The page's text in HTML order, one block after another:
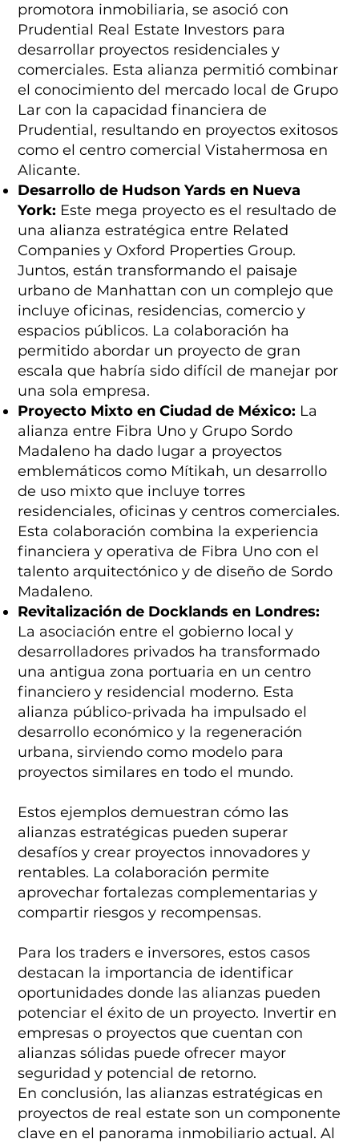
promotora inmobiliaria, se asoció con
Prudential Real Estate Investors para
desarrollar proyectos residenciales y
comerciales. Esta alianza permitió combinar
el conocimiento del mercado local de Grupo
Lar con la capacidad financiera de
Prudential, resultando en proyectos exitosos
como el centro comercial Vistahermosa en
Alicante.
Desarrollo de Hudson Yards en Nueva
York: Este mega proyecto es el resultado de
una alianza estratégica entre Related
Companies y Oxford Properties Group.
Juntos, están transformando el paisaje
urbano de Manhattan con un complejo que
incluye oficinas, residencias, comercio y
espacios públicos. La colaboración ha
permitido abordar un proyecto de gran
escala que habría sido difícil de manejar por
una sola empresa.
Proyecto Mixto en Ciudad de México: La
alianza entre Fibra Uno y Grupo Sordo
Madaleno ha dado lugar a proyectos
emblemáticos como Mítikah, un desarrollo
de uso mixto que incluye torres
residenciales, oficinas y centros comerciales.
Esta colaboración combina la experiencia
financiera y operativa de Fibra Uno con el
talento arquitectónico y de diseño de Sordo
Madaleno.
Revitalización de Docklands en Londres:
La asociación entre el gobierno local y
desarrolladores privados ha transformado
una antigua zona portuaria en un centro
financiero y residencial moderno. Esta
alianza público-privada ha impulsado el
desarrollo económico y la regeneración
urbana, sirviendo como modelo para
proyectos similares en todo el mundo.
Estos ejemplos demuestran cómo las
alianzas estratégicas pueden superar
desafíos y crear proyectos innovadores y
rentables. La colaboración permite
aprovechar fortalezas complementarias y
compartir riesgos y recompensas.
Para los traders e inversores, estos casos
destacan la importancia de identificar
oportunidades donde las alianzas pueden
potenciar el éxito de un proyecto. Invertir en
empresas o proyectos que cuentan con
alianzas sólidas puede ofrecer mayor
seguridad y potencial de retorno.
En conclusión, las alianzas estratégicas en
proyectos de real estate son un componente
clave en el panorama inmobiliario actual. Al